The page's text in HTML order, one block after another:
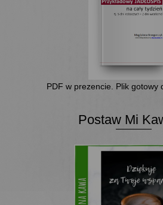
PDF w prezencie. Plik gotowy
Postaw Mi